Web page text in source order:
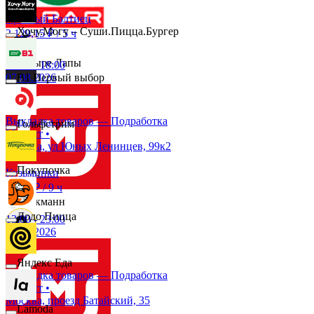
Эдмос Реклама
Четыре Лапы
Снежная Королева
Подружка
Стокманн
Cпар
demo
Хочу.Могу – Суши.Пицца.Бургер
B1 Первый выбор
Гольфстрим
Покупочка
Додо Пицца
Яндекс Еда
Lamoda
Красный Балтиец
2 129,15 ₽/5 ч
-18:00
07.08.2026
Выкладка товаров — Подработка
Магнит•
Москва, ул Юных Ленинцев, 99к2
Кузьминки
2 898 ₽/9 ч
13:00-23:00
07.08.2026
Выкладка товаров — Подработка
Магнит •
Москва, проезд Батайский, 35